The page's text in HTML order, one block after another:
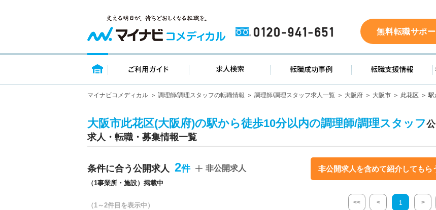
0120-941-651 無料転職サポ
トップページ ご利用ガイド 求人検索 転職成功事例
マイナビコメディカル 調理師/調理スタッフの転職情報 調理師/調理スタッフ求人一覧 大阪府 大阪市 此花区 駅
大阪市此花区(大阪府)の駅から徒歩10分以内の調理師/調理スタッフ
求人・転職・募集情報一覧
条件に合う公開求人 2
（1事業所・施設）掲載中
非公開求人 非公開求人を含めて紹介してもら
（1～2件目を表示中） << < 1 >